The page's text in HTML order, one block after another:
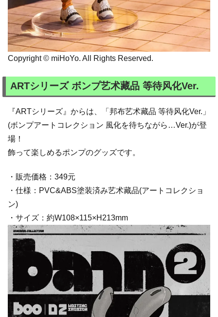
Copyright © miHoYo. All Rights Reserved.
ARTシリーズ ボンプ艺术藏品 等待风化Ver.
『ARTシリーズ』からは、「邦布艺术藏品 等待风化Ver.」
(ボンプアートコレクション 風化を待ちながら…Ver.)が登
場！
飾って楽しめるポンプのグッズです。
・販売価格：349元
・仕様：PVC&ABS塗装済み艺术藏品(アートコレクショ
ン)
・サイズ：約W108×115×H213mm